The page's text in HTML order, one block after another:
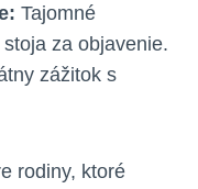
Tajomné
za objavenie.
zážitok ⁤s⁤
rodiny, ktoré